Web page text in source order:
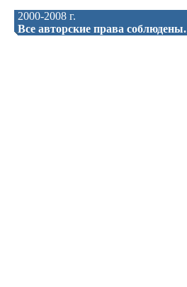
2000-2008 г.
Все авторские права соблюдены.